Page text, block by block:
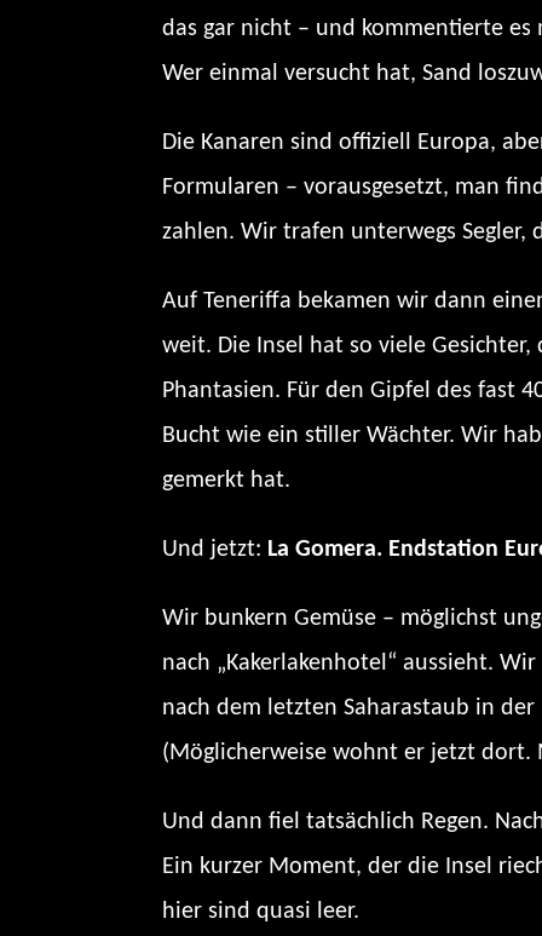
das gar nicht – und kommentierte es
Wer einmal versucht hat, Sand
Die Kanaren sind offiziell Europa,
Formularen – vorausgesetzt, man
zahlen. Wir trafen unterwegs Segler,
Auf Teneriffa bekamen wir dann
weit. Die Insel hat so viele
Phantasien. Für den Gipfel des fast
Bucht wie ein stiller Wächter. Wir
gemerkt hat.
Und jetzt: La Gomera. Endstation
Wir bunkern Gemüse – möglichst
nach „Kakerlakenhotel“ aussieht.
nach dem letzten Saharastaub in der
(Möglicherweise wohnt er jetzt dort.
Und dann fiel tatsächlich Regen.
Ein kurzer Moment, der die Insel
hier sind quasi leer.